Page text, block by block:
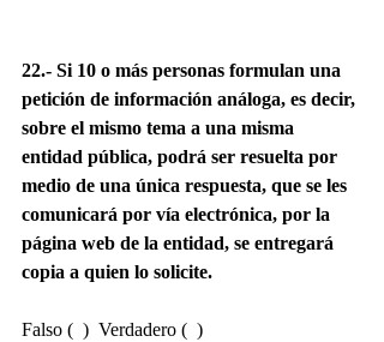
22.- Si 10 o más personas formulan una
petición de información análoga, es decir,
sobre el mismo tema a una misma
entidad pública, podrá ser resuelta por
medio de una única respuesta, que se les
comunicará por vía electrónica, por la
página web de la entidad, se entregará
copia a quien lo solicite.
Falso (  )  Verdadero (  )